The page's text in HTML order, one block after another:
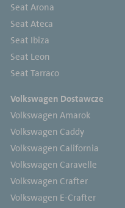
Seat Arona
Seat Ateca
Seat Ibiza
Seat Leon
Seat Tarraco
Volkswagen Dostawcze
Volkswagen Amarok
Volkswagen Caddy
Volkswagen California
Volkswagen Caravelle
Volkswagen Crafter
Volkswagen E-Crafter